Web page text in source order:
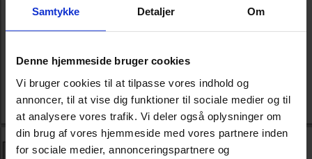
Samtykke Detaljer Om
Denne hjemmeside bruger cookies
Vi bruger cookies til at tilpasse vores indhold og
annoncer, til at vise dig funktioner til sociale medier og til
at analysere vores trafik. Vi deler også oplysninger om
din brug af vores hjemmeside med vores partnere inden
for sociale medier, annonceringspartnere og